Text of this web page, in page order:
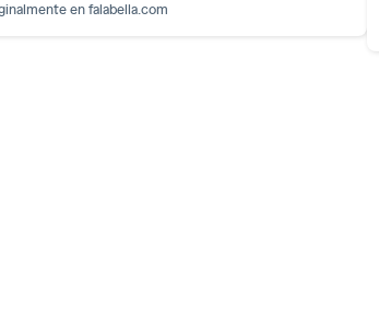
enfalabella.com